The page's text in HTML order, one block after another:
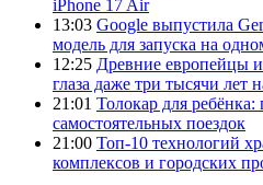
iPhone 17 Air
13:03 Google выпустила
модель для запуска на
12:25 Древние европейцы
глаза даже три тысячи лет
21:01 Толокар для
самостоятельных поездок
21:00 Топ-10 технологий
комплексов и городских